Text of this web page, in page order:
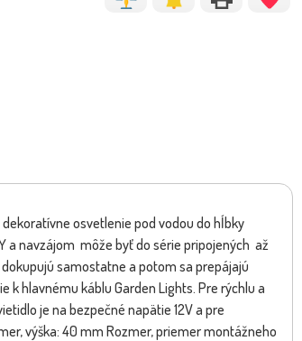
osvetlenie pod vodou do hĺbky
a navzájom môže byť do série pripojených až
samostatne a potom sa prepájajú
k hlavnému káblu Garden Lights. Pre rýchlu a
je na bezpečné napätie 12V a pre
výška: 40 mm Rozmer, priemer montážneho